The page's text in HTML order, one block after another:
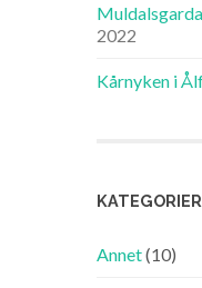
2022
Kårnyken i
KATEGORIER
Annet(10)